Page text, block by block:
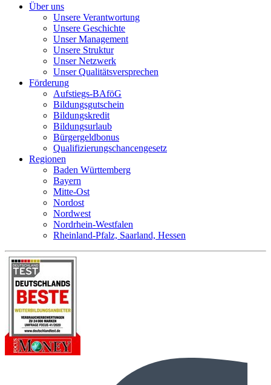
Über uns
Unsere Verantwortung
Unsere Geschichte
Unser Management
Unsere Struktur
Unser Netzwerk
Unser Qualitätsversprechen
Förderung
Aufstiegs-BAföG
Bildungsgutschein
Bildungskredit
Bildungsurlaub
Bürgergeldbonus
Qualifizierungschancengesetz
Regionen
Baden Württemberg
Bayern
Mitte-Ost
Nordost
Nordwest
Nordrhein-Westfalen
Rheinland-Pfalz, Saarland, Hessen